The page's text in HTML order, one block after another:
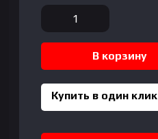
Количество
товара
Телевизор
VA|
55"|
В корзину
Купить в один клик